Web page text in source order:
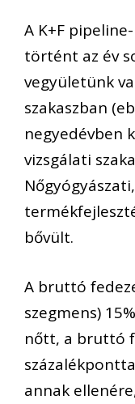
A K+F
történt az év
vegyületünk
szakaszban
negyedévben
vizsgálati
bővült.
A bruttó
szegmens)
nőtt, a bruttó
annak